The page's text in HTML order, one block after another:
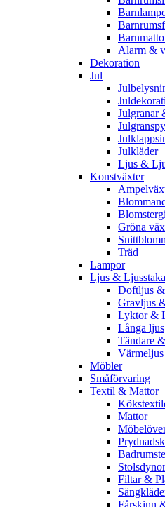
Alarm &
Dekoration
Jul
Julgranar
Julkläder
Ljus &
Konstväxter
Gröna
Träd
Lampor
Ljus &
Doftljus
Gravljus
Lyktor &
Långa ljus
Tändare
Värmeljus
Möbler
Småförvaring
Textil & Mattor
Mattor
Stolsdynor
Filtar &
Fårskinn